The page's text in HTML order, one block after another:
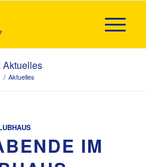
Aktuelles
/ Aktuelles
IM